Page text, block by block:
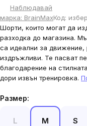
rating
is
0,0
out
of
5
stars.
Наблюдавай
марка: BrainMaxКод:
Шорти, които могат да
разходка до магазина.
са идеални за движение,
издръжливи. Те пасват
благодарение на
дори извън тренировка.
Размер:
L M S